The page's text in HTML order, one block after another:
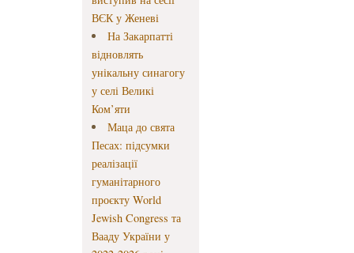
ВЄК у Женеві
На Закарпатті
відновлять
унікальну синагогу
у селі Великі
Ком’яти
Маца до свята
Песах: підсумки
реалізації
гуманітарного
проєкту World
Jewish Congress та
Вааду України у